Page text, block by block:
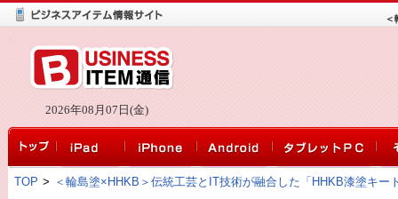
2026年08月07日(金)
＜
TOP > ＜輪島塗×HHKB＞伝統工芸とIT技術が融合した「HHKB漆塗キー